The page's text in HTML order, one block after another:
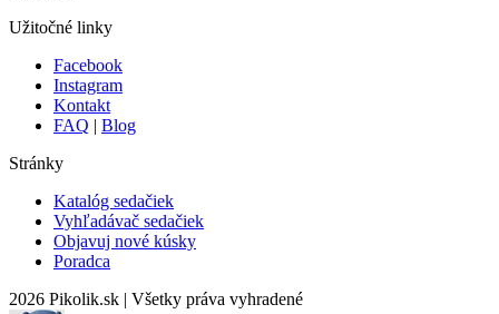
Užitočné linky
Facebook
Instagram
Kontakt
FAQ | Blog
Stránky
Katalóg sedačiek
Vyhľadávač sedačiek
Objavuj nové kúsky
Poradca
2026 Pikolik.sk | Všetky práva vyhradené